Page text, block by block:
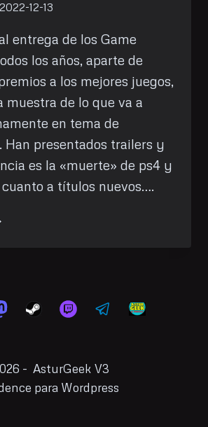
2022-12-13
entrega de los Game
los años, aparte de
a los mejores juegos,
muestra de lo que va a
en tema de
Han presentados trailers y
es la «muerte» de ps4 y
cuanto a títulos nuevos….
- AsturGeek V3
para Wordpress